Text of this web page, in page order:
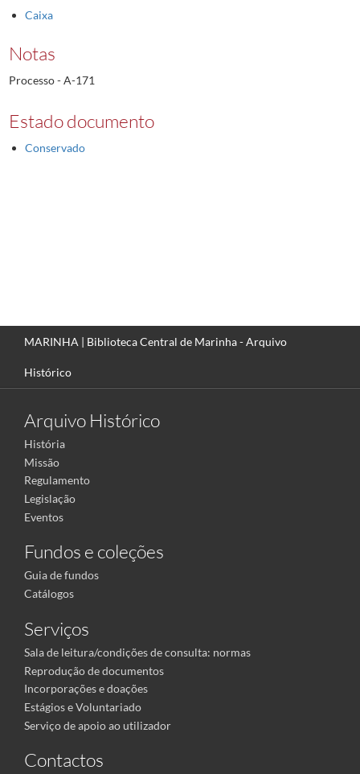
Caixa
Notas
Processo - A-171
Estado documento
Conservado
MARINHA | Biblioteca Central de Marinha - Arquivo
Histórico
Arquivo Histórico
História
Missão
Regulamento
Legislação
Eventos
Fundos e coleções
Guia de fundos
Catálogos
Serviços
Sala de leitura/condições de consulta: normas
Reprodução de documentos
Incorporações e doações
Estágios e Voluntariado
Serviço de apoio ao utilizador
Contactos